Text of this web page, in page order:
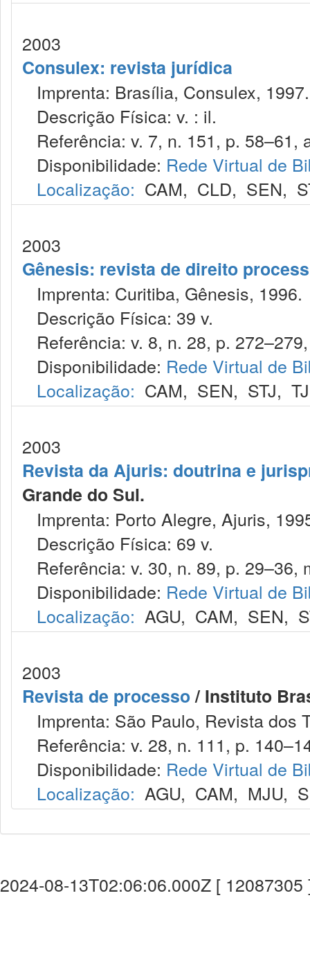
2003
Consulex: revista jurídica
Imprenta: Brasília, Consulex, 1997.
Descrição Física: v. : il.
Referência: v. 7, n. 151, p. 58–61,
Disponibilidade: Rede Virtual de
Localização: CAM, CLD, SEN,
2003
Gênesis: revista de direito
Imprenta: Curitiba, Gênesis, 1996.
Descrição Física: 39 v.
Referência: v. 8, n. 28, p.
Disponibilidade: Rede Virtual de
Localização: CAM, SEN, STJ,
2003
Revista da Ajuris: doutrina e
Grande do Sul.
Imprenta: Porto Alegre, Ajuris,
Descrição Física: 69 v.
Referência: v. 30, n. 89, p. 29–36,
Disponibilidade: Rede Virtual de
Localização: AGU, CAM, SEN,
2003
Revista de processo/ Instituto
Imprenta: São Paulo, Revista dos
Referência: v. 28, n. 111, p.
Disponibilidade: Rede Virtual de
Localização: AGU, CAM, MJU,
2024-08-13T02:06:06.000Z [ 12087305